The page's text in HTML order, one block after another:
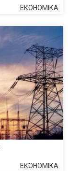
ЕКОНОМІКА
ЕКОНОМІКА